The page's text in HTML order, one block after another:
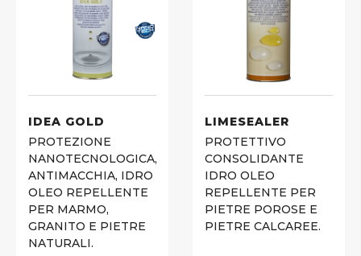
IDEA GOLD
PROTEZIONE
NANOTECNOLOGICA,
ANTIMACCHIA, IDRO
OLEO REPELLENTE
PER MARMO,
GRANITO E PIETRE
NATURALI.
LIMESEALER
PROTETTIVO
CONSOLIDANTE
IDRO OLEO
REPELLENTE PER
PIETRE POROSE E
PIETRE CALCAREE.